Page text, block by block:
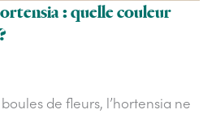
: quelle couleur
de fleurs, l’hortensia ne